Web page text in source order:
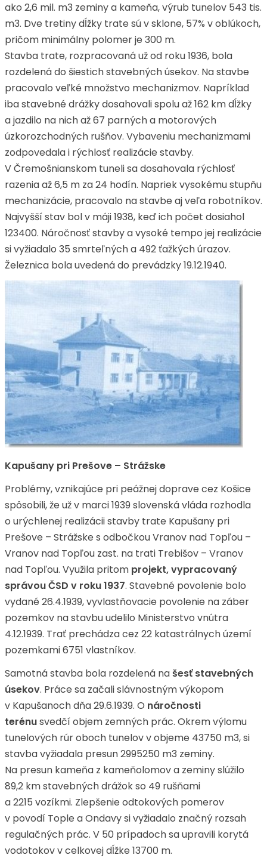
ako 2,6 mil. m3 zeminy a kameňa, výrub tunelov 543 tis.
m3. Dve tretiny dĺžky trate sú v sklone, 57% v oblúkoch,
pričom minimálny polomer je 300 m.
Stavba trate, rozpracovaná už od roku 1936, bola
rozdelená do šiestich stavebných úsekov. Na stavbe
pracovalo veľké množstvo mechanizmov. Napríklad
iba stavebné drážky dosahovali spolu až 162 km dĺžky
a jazdilo na nich až 67 parných a motorových
úzkorozchodných rušňov. Vybaveniu mechanizmami
zodpovedala i rýchlosť realizácie stavby.
V Čremošnianskom tuneli sa dosahovala rýchlosť
razenia až 6,5 m za 24 hodín. Napriek vysokému stupňu
mechanizácie, pracovalo na stavbe aj veľa robotníkov.
Najvyšší stav bol v máji 1938, keď ich počet dosiahol
123400. Náročnosť stavby a vysoké tempo jej realizácie
si vyžiadalo 35 smrteľných a 492 ťažkých úrazov.
Železnica bola uvedená do prevádzky 19.12.1940.
Kapušany pri Prešove – Strážske
Problémy, vznikajúce pri peážnej doprave cez Košice
spôsobili, že už v marci 1939 slovenská vláda rozhodla
o urýchlenej realizácii stavby trate Kapušany pri
Prešove – Strážske s odbočkou Vranov nad Topľou –
Vranov nad Topľou zast. na trati Trebišov – Vranov
nad Topľou. Využila pritom projekt, vypracovaný
správou ČSD v roku 1937. Stavebné povolenie bolo
vydané 26.4.1939, vyvlastňovacie povolenie na záber
pozemkov na stavbu udelilo Ministerstvo vnútra
4.12.1939. Trať prechádza cez 22 katastrálnych území
pozemkami 6751 vlastníkov.
Samotná stavba bola rozdelená našesť stavebných
úsekov. Práce sa začali slávnostným výkopom
v Kapušanoch dňa 29.6.1939. O náročnosti
terénusvedčí objem zemných prác. Okrem výlomu
tunelových rúr oboch tunelov v objeme 43750 m3, si
stavba vyžiadala presun 2995250 m3 zeminy.
Na presun kameňa z kameňolomov a zeminy slúžilo
89,2 km stavebných drážok so 49 rušňami
a 2215 vozíkmi. Zlepšenie odtokových pomerov
v povodí Tople a Ondavy si vyžiadalo značný rozsah
regulačných prác. V 50 prípadoch sa upravili korytá
vodotokov v celkovej dĺžke 13700 m.